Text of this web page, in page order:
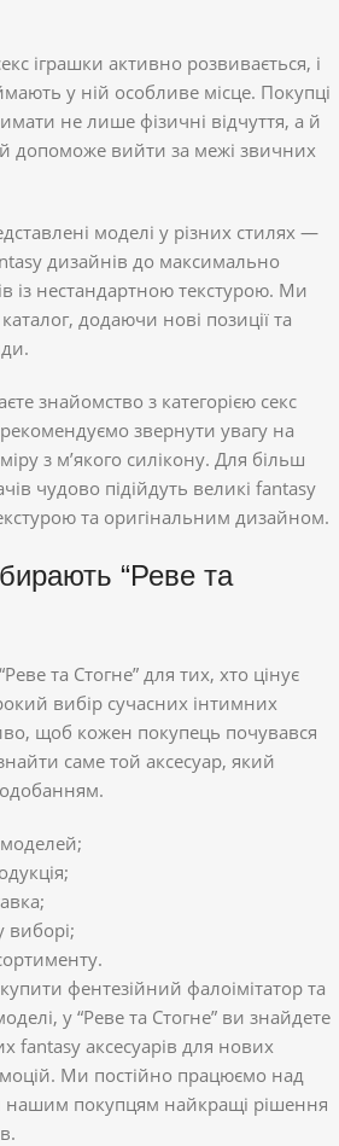
іграшки активно розвивається, і
у ній особливе місце. Покупці
не лише фізичні відчуття, а й
допоможе вийти за межі звичних
моделі у різних стилях —
дизайнів до максимально
із нестандартною текстурою. Ми
додаючи нові позиції та
знайомство з категорією секс
звернути увагу на
з м’якого силікону. Для більш
чудово підійдуть великі fantasy
та оригінальним дизайном.
“Реве та
та Стогне” для тих, хто цінує
вибір сучасних інтимних
щоб кожен покупець почувався
саме той аксесуар, який
виборі;
фентезійний фалоімітатор та
у “Реве та Стогне” ви знайдете
fantasy аксесуарів для нових
Ми постійно працюємо над
покупцям найкращі рішення